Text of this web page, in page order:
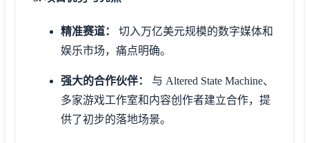
精准赛道：
切入万亿美元规模的数字媒体和
娱乐市场，痛点明确。
强大的合作伙伴：
与 Altered State Machine、
多家游戏工作室和内容创作者建立合作，提
供了初步的落地场景。